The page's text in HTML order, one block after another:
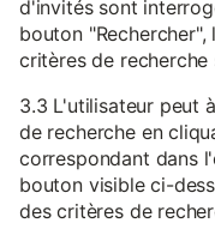
d'invités sont
bouton
critères de recherche
3.3 L'utilisateur peut
de recherche en
correspondant dans
bouton visible ci-
des critères de